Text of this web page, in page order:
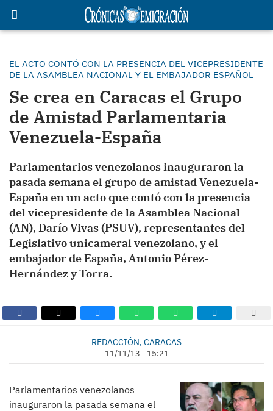
EL ACTO CONTÓ CON LA PRESENCIA DEL VICEPRESIDENTE
DE LA ASAMBLEA NACIONAL Y EL EMBAJADOR ESPAÑOL
Se crea en Caracas el Grupo
de Amistad Parlamentaria
Venezuela-España
Parlamentarios venezolanos inauguraron la
pasada semana el grupo de amistad Venezuela-
España en un acto que contó con la presencia
del vicepresidente de la Asamblea Nacional
(AN), Darío Vivas (PSUV), representantes del
Legislativo unicameral venezolano, y el
embajador de España, Antonio Pérez-
Hernández y Torra.
REDACCIÓN, CARACAS
11/11/13 - 15:21
Parlamentarios venezolanos
inauguraron la pasada semana el